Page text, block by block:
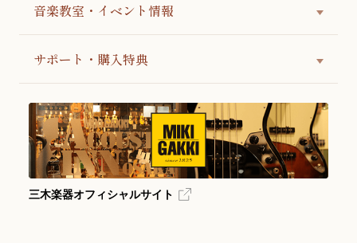
音楽教室・イベント情報
サポート・購入特典
三木楽器オフィシャルサイト